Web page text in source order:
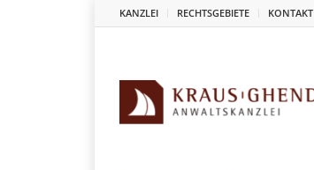
KANZLEI RECHTSGEBIETE KONTAKT